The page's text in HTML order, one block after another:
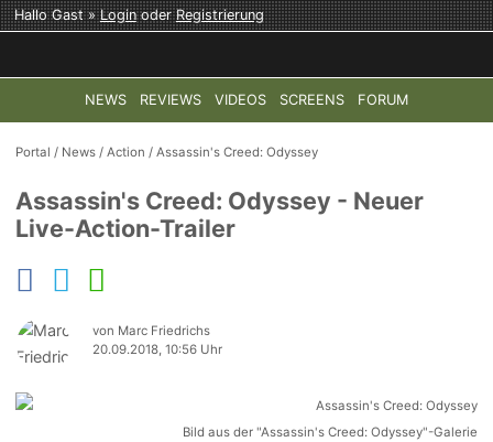
Hallo Gast »LoginoderRegistrierung
NEWS REVIEWS VIDEOS SCREENS FORUM
TOP-THEMEN: COD: MODERN WARFARE 4 HALO:
Portal / News /Action /Assassin's Creed: Odyssey
Assassin's Creed: Odyssey - Neuer
Live-Action-Trailer
von Marc Friedrichs
20.09.2018, 10:56 Uhr
Bild aus der "Assassin's Creed: Odyssey"-Galerie